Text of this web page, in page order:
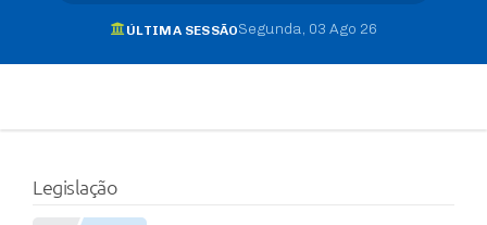
ÚLTIMA SESSÃOSegunda 03 Ago 26
Legislação